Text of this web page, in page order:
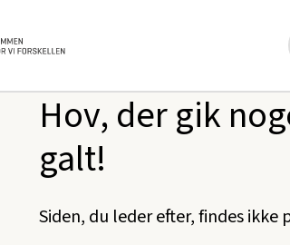
Hov, der gik
galt!
Siden, du leder efter, findes ikke